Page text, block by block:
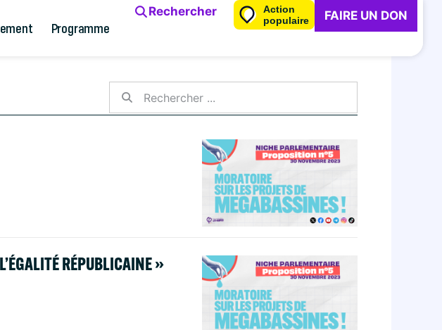
Programme
Rechercher
Action
populaire
FAIRE UN DON
RÉPUBLICAINE »